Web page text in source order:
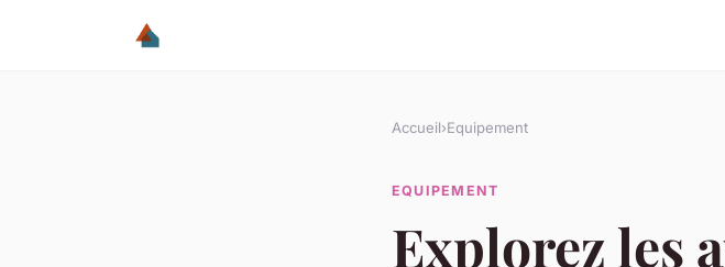
Accueil›Equipement
EQUIPEMENT
Explorez les